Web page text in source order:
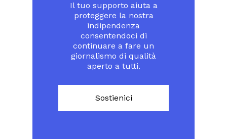
Il tuo supporto aiuta a
proteggere la nostra
indipendenza
consentendoci di
continuare a fare un
giornalismo di qualità
aperto a tutti.
Sostienici